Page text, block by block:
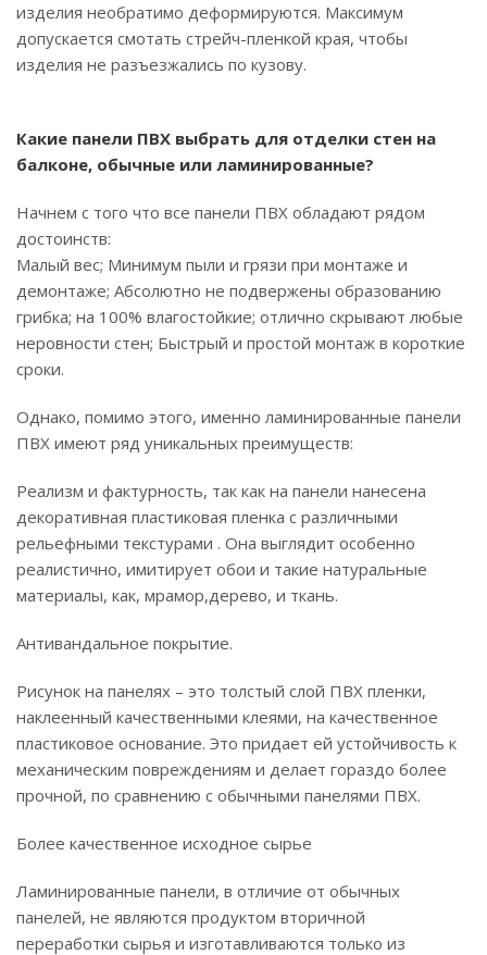
изделия необратимо деформируются. Максимум
допускается смотать стрейч-пленкой края, чтобы
изделия не разъезжались по кузову.
Какие панели ПВХ выбрать для отделки стен на
балконе, обычные или ламинированные?
Начнем с того что все панели ПВХ обладают рядом
достоинств:
Малый вес; Минимум пыли и грязи при монтаже и
демонтаже; Абсолютно не подвержены образованию
грибка; на 100% влагостойкие; отлично скрывают любые
неровности стен; Быстрый и простой монтаж в короткие
сроки.
Однако, помимо этого, именно ламинированные панели
ПВХ имеют ряд уникальных преимуществ:
Реализм и фактурность, так как на панели нанесена
декоративная пластиковая пленка с различными
рельефными текстурами . Она выглядит особенно
реалистично, имитирует обои и такие натуральные
материалы, как, мрамор,дерево, и ткань.
Антивандальное покрытие.
Рисунок на панелях – это толстый слой ПВХ пленки,
наклеенный качественными клеями, на качественное
пластиковое основание. Это придает ей устойчивость к
механическим повреждениям и делает гораздо более
прочной, по сравнению с обычными панелями ПВХ.
Более качественное исходное сырье
Ламинированные панели, в отличие от обычных
панелей, не являются продуктом вторичной
переработки сырья и изготавливаются только из